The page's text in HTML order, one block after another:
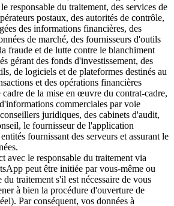
responsable du traitement, des services de
postaux, des autorités de contrôle,
des informations financières, des
de marché, des fournisseurs d'outils
fraude et de lutte contre le blanchiment
gérant des fonds d'investissement, des
de logiciels et de plateformes destinés au
et des opérations financières
cadre de la mise en œuvre du contrat-cadre,
commerciales par voie
juridiques, des cabinets d'audit,
le fournisseur de l'application
fournissant des serveurs et assurant le
avec le responsable du traitement via
peut être initiée par vous-même ou
du traitement s'il est nécessaire de vous
à bien la procédure d'ouverture de
Par conséquent, vos données à